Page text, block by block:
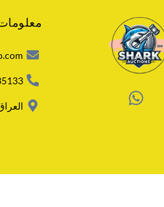
W
s